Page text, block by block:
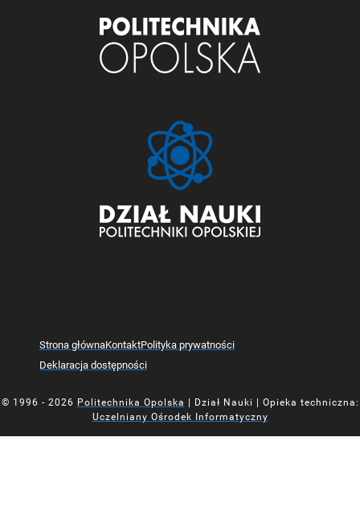
Strona głównaKontaktPolityka prywatności
Deklaracja dostępności
© 1996 - 2026 Politechnika Opolska
| Dział Nauki | Opieka techniczna:
Uczelniany Ośrodek Informatyczny